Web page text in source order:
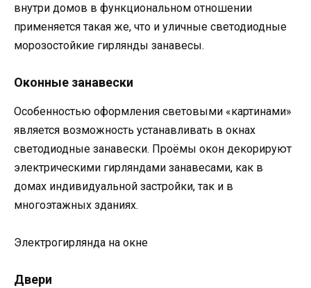
внутри домов в функциональном отношении
применяется такая же, что и уличные светодиодные
морозостойкие гирлянды занавесы.
Оконные занавески
Особенностью оформления световыми «картинами»
является возможность устанавливать в окнах
светодиодные занавески. Проёмы окон декорируют
электрическими гирляндами занавесами, как в
домах индивидуальной застройки, так и в
многоэтажных зданиях.
Электрогирлянда на окне
Двери